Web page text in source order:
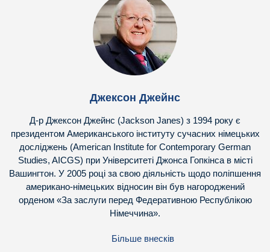
Джексон Джейнс
Д-р Джексон Джейнс (Jackson Janes) з 1994 року є
президентом Американського інституту сучасних німецьких
досліджень (American Institute for Contemporary German
Studies, AICGS) при Університеті Джонса Гопкінса в місті
Вашингтон. У 2005 році за свою діяльність щодо поліпшення
американо-німецьких відносин він був нагороджений
орденом «За заслуги перед Федеративною Республікою
Німеччина».
Більше внесків